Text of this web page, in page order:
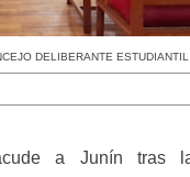
DELIBERANTE ESTUDIANTIL
a Junín tras